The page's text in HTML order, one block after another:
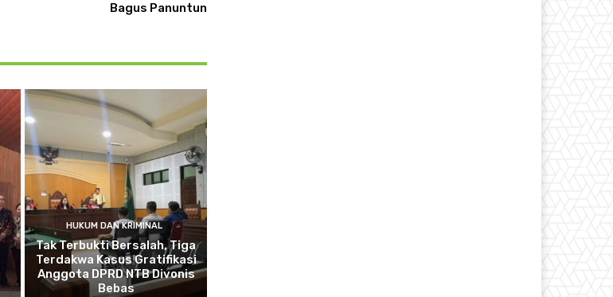
Bagus Panuntun
HUKUM DAN KRIMINAL
Tak Terbukti Bersalah, Tiga
Terdakwa Kasus Gratifikasi
Anggota DPRD NTB Divonis
Bebas